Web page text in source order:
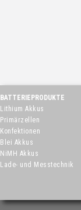
BATTERIEPRODUKTE
Lithium Akkus
Primärzellen
Konfektionen
Blei Akkus
NiMH Akkus
Lade- und Messtechnik